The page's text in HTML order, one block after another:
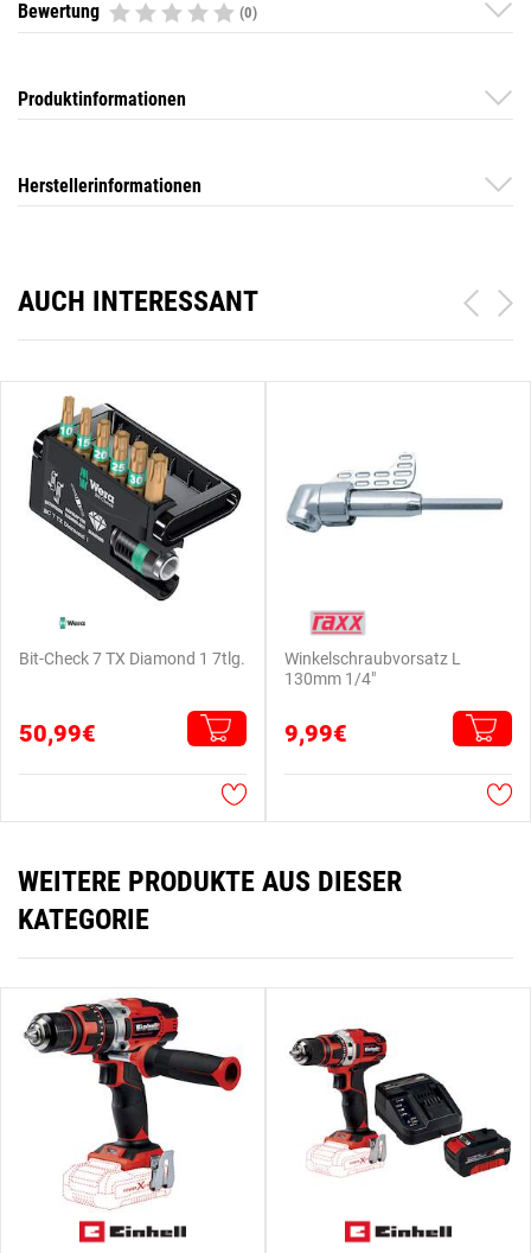
Bewertung (0)
Produktinformationen
Herstellerinformationen
AUCH INTERESSANT
Bit-Check 7 TX Diamond 1 7tlg.
50,99€
Winkelschraubvorsatz L
130mm 1/4"
9,99€
WEITERE PRODUKTE AUS DIESER
KATEGORIE